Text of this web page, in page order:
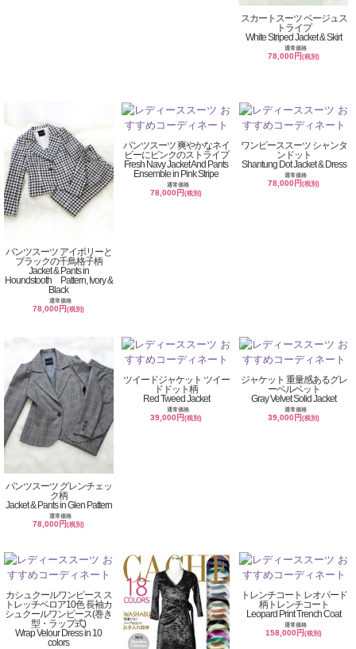
スカートスーツ ベージュス
トライプ
White Striped Jacket & Skirt
通常価格
78,000円(税別)
パンツスーツ アイボリーと
ブラックの千鳥格子柄
Jacket & Pants in
Houndstooth Pattern, Ivory &
Black
通常価格
78,000円(税別)
パンツスーツ 爽やかなネイ
ビーにピンクのストライプ
Fresh Navy Jacket And Pants
Ensemble in Pink Stripe
通常価格
78,000円(税別)
ワンピーススーツ シャンタ
ンドット
Shantung Dot Jacket & Dress
通常価格
78,000円(税別)
パンツスーツ グレンチェッ
ク柄
Jacket & Pants in Glen Pattern
通常価格
78,000円(税別)
ツイードジャケット ツイー
ドドット柄
Red Tweed Jacket
通常価格
39,000円(税別)
ジャケット 重量感あるグレ
ーベルベット
Gray Velvet Solid Jacket
通常価格
39,000円(税別)
カシュクールワンピース ス
トレッチベロア10色 長袖カ
シュクールワンピース(巻き
型・ラップ式)
Wrap Velour Dress in 10
colors
トレンチコート レオパード
柄トレンチコート
Leopard Print Trench Coat
通常価格
158,000円(税別)